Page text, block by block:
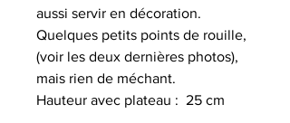
aussi servir en décoration.
Quelques petits points de rouille,
(voir les deux dernières photos),
mais rien de méchant.
Hauteur avec plateau : 25 cm